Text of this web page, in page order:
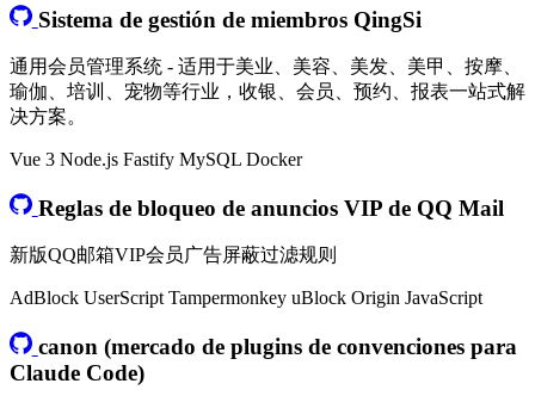
Sistema de gestión de miembros QingSi
通用会员管理系统 - 适用于美业、美容、美发、美甲、按摩、
瑜伽、培训、宠物等行业，收银、会员、预约、报表一站式解
决方案。
Vue 3 Node.js Fastify MySQL Docker
Reglas de bloqueo de anuncios VIP de QQ Mail
新版QQ邮箱VIP会员广告屏蔽过滤规则
AdBlock UserScript Tampermonkey uBlock Origin JavaScript
canon (mercado de plugins de convenciones para
Claude Code)